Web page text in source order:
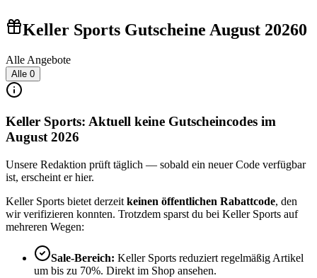
Keller Sports Gutscheine August 20260
Alle Angebote
Alle 0
Keller Sports: Aktuell keine Gutscheincodes im
August 2026
Unsere Redaktion prüft täglich — sobald ein neuer Code verfügbar
ist, erscheint er hier.
Keller Sports bietet derzeit keinen öffentlichen Rabattcode, den
wir verifizieren konnten. Trotzdem sparst du bei Keller Sports auf
mehreren Wegen:
Sale-Bereich: Keller Sports reduziert regelmäßig Artikel
um bis zu 70%. Direkt im Shop ansehen.